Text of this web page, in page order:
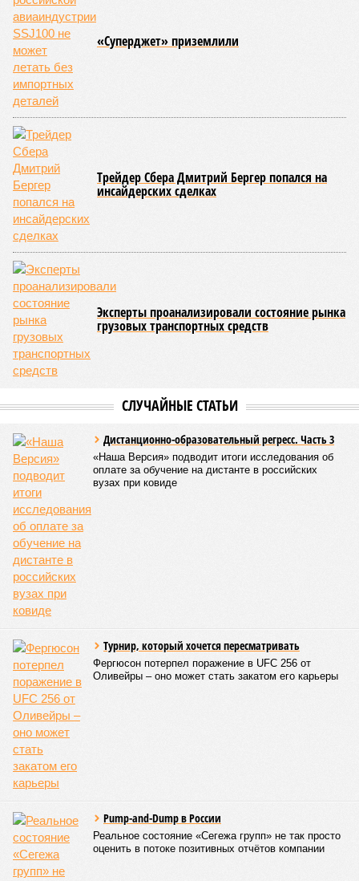
«Суперджет» приземлили
Трейдер Сбера Дмитрий Бергер попался на
инсайдерских сделках
Эксперты проанализировали состояние рынка
грузовых транспортных средств
СЛУЧАЙНЫЕ СТАТЬИ
Дистанционно-образовательный регресс. Часть 3
«Наша Версия» подводит итоги исследования об
оплате за обучение на дистанте в российских
вузах при ковиде
Турнир, который хочется пересматривать
Фергюсон потерпел поражение в UFC 256 от
Оливейры – оно может стать закатом его карьеры
Pump-and-Dump в России
Реальное состояние «Сегежа групп» не так просто
оценить в потоке позитивных отчётов компании